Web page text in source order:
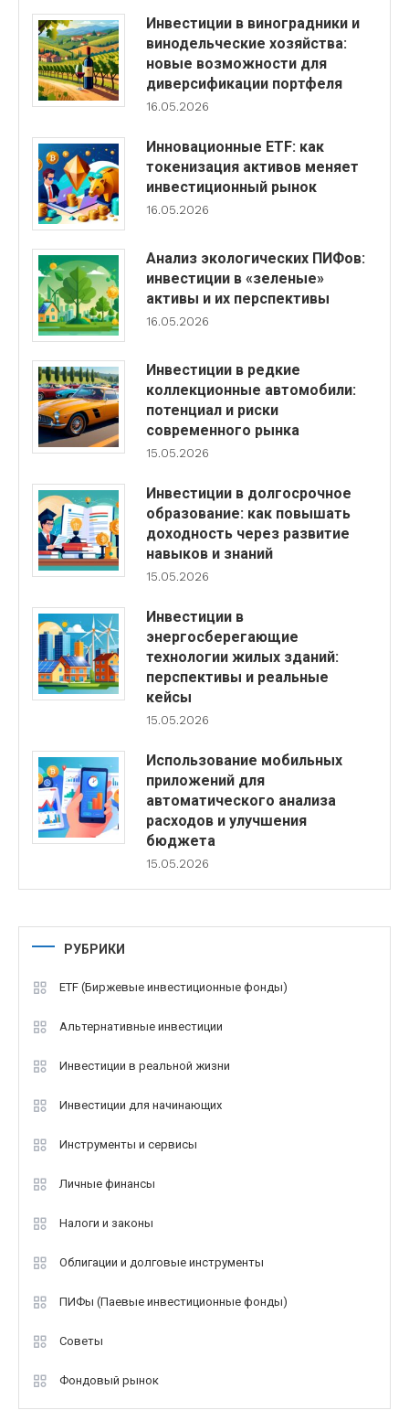
Инвестиции в виноградники и
винодельческие хозяйства:
новые возможности для
диверсификации портфеля
16.05.2026
Инновационные ETF: как
токенизация активов меняет
инвестиционный рынок
16.05.2026
Анализ экологических ПИФов:
инвестиции в «зеленые»
активы и их перспективы
16.05.2026
Инвестиции в редкие
коллекционные автомобили:
потенциал и риски
современного рынка
15.05.2026
Инвестиции в долгосрочное
образование: как повышать
доходность через развитие
навыков и знаний
15.05.2026
Инвестиции в
энергосберегающие
технологии жилых зданий:
перспективы и реальные
кейсы
15.05.2026
Использование мобильных
приложений для
автоматического анализа
расходов и улучшения
бюджета
15.05.2026
РУБРИКИ
ETF (Биржевые инвестиционные фонды)
Альтернативные инвестиции
Инвестиции в реальной жизни
Инвестиции для начинающих
Инструменты и сервисы
Личные финансы
Налоги и законы
Облигации и долговые инструменты
ПИФы (Паевые инвестиционные фонды)
Советы
Фондовый рынок